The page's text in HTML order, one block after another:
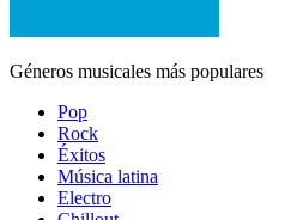
Géneros musicales más populares
Pop
Rock
Éxitos
Música latina
Electro